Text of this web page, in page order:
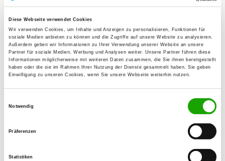
Diese Webseite verwendet Cookies
Wir verwenden Cookies, um Inhalte und Anzeigen zu personalisieren, Funktionen für
soziale Medien anbieten zu können und die Zugriffe auf unsere Website zu analysieren.
Außerdem geben wir Informationen zu Ihrer Verwendung unserer Website an unsere
Partner für soziale Medien, Werbung und Analysen weiter. Unsere Partner führen diese
Informationen möglicherweise mit weiteren Daten zusammen, die Sie ihnen bereitgestellt
haben oder die sie im Rahmen Ihrer Nutzung der Dienste gesammelt haben. Sie geben
Einwilligung zu unseren Cookies, wenn Sie unsere Webseite weiterhin nutzen.
Notwendig
Präferenzen
Statistiken
Gründungsdatum: 30.04.1970
Eleveur
Franz-Peter Knaul
Rhumeweg 1
14163 Berlin